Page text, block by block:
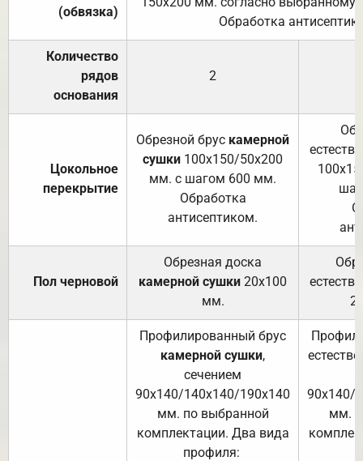
(обвязка)
Обработка
Количество
рядов
основания
2
Цокольное
перекрытие
Обрезной брус камерной
сушки 100х150/50х200
мм. с шагом 600 мм.
Обработка
антисептиком.
Пол черновой
Обрезная доска
камерной сушки 20х100
мм.
Профилированный брус
камерной сушки,
сечением
90х140/140х140/190х140
мм. по выбранной
комплектации. Два вида
профиля:
90х140/
мм.